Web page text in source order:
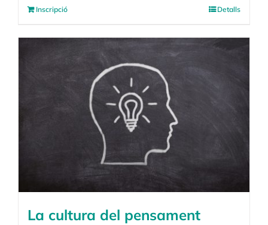
Inscripció Detalls
La cultura del pensament